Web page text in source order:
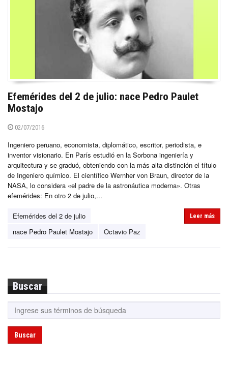
Efemérides del 2 de julio: nace Pedro Paulet
Mostajo
02/07/2016
Ingeniero peruano, economista, diplomático, escritor, periodista, e
inventor visionario. En París estudió en la Sorbona ingeniería y
arquitectura y se graduó, obteniendo con la más alta distinción el título
de Ingeniero químico. El científico Wernher von Braun, director de la
NASA, lo considera «el padre de la astronáutica moderna». Otras
efemérides: En otro 2 de julio,...
Efemérides del 2 de julio
nace Pedro Paulet Mostajo
Octavio Paz
Leer más
Buscar
Buscar